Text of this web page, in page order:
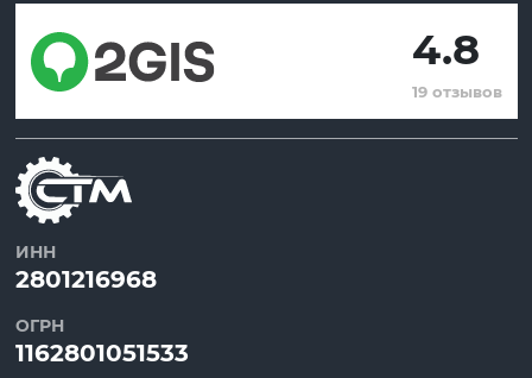
4.8
19 отзывов
ИНН
2801216968
ОГРН
1162801051533